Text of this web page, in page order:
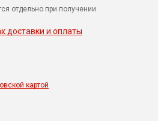
отдельно при получении
доставки и оплаты
картой